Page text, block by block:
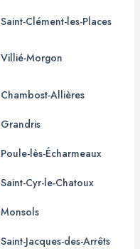
Saint-Clément-les-Places
Villié-Morgon
Chambost-Allières
Grandris
Poule-lès-Écharmeaux
Saint-Cyr-le-Chatoux
Monsols
Saint-Jacques-des-Arrêts